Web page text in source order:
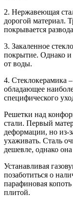
2. Нержавеющая
дорогой материал.
покрывается
3. Закаленное
покрытие. Однако и
от воды.
4. Стеклокерамика
обладающее
специфического
Решетки над
стали. Первый
деформации, но из-
ухаживать. Сталь
дешевле, однако
Устанавливая
позаботиться о
парафиновая
плитой.